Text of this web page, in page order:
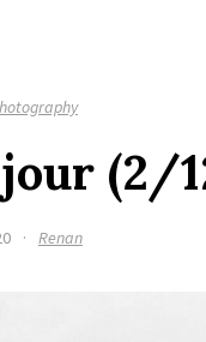
(2/
· Renan